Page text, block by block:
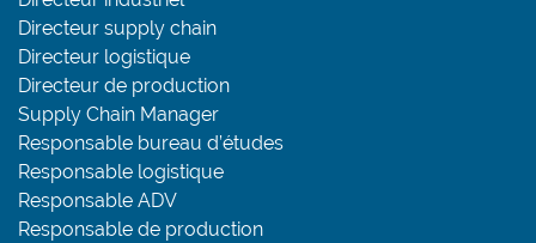
Directeur supply chain
Directeur logistique
Directeur de production
Supply Chain Manager
Responsable bureau d’études
Responsable logistique
Responsable ADV
Responsable de production